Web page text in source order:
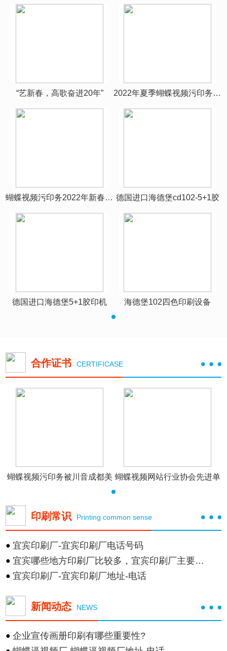
“艺新春，高歌奋进20年” 2022年夏季蝴蝶视频污印务团建
蝴蝶视频污印务2022年新春团拜 德国进口海德堡cd102-5+1胶
德国进口海德堡5+1胶印机 海德堡102四色印刷设备
合作证书 CERTIFICASE
蝴蝶视频污印务被川音成都美 蝴蝶视频网站行业协会先进单
印刷常识 Printing common sense
● 宜宾印刷厂-宜宾印刷厂电话号码
● 宜宾哪些地方印刷厂比较多，宜宾印刷厂主要集中在
● 宜宾印刷厂-宜宾印刷厂地址-电话
新闻动态 NEWS
● 企业宣传画册印刷有哪些重要性?